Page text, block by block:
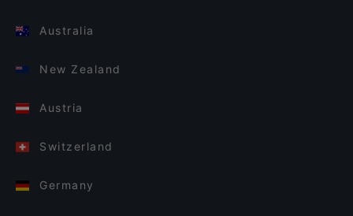
Australia
New Zealand
Austria
Switzerland
Germany